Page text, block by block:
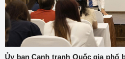
Ủy ban Cạnh tranh Quốc gia phổ